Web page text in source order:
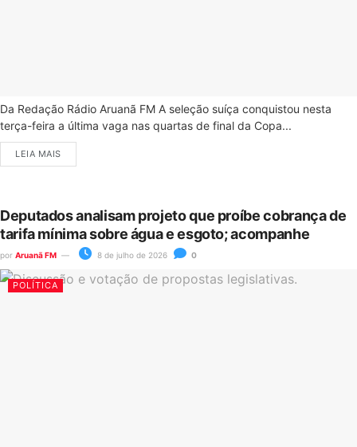
Da Redação Rádio Aruanã FM A seleção suíça conquistou nesta
terça-feira a última vaga nas quartas de final da Copa...
LEIA MAIS
Deputados analisam projeto que proíbe cobrança de
tarifa mínima sobre água e esgoto; acompanhe
por Aruanã FM 8 de julho de 2026 0
POLÍTICA